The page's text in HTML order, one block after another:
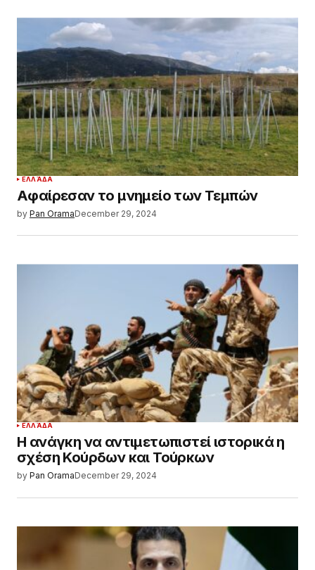
ΕΛΛΆΔΑ
Αφαίρεσαν το μνημείο των Τεμπών
by Pan OramaDecember 29, 2024
ΕΛΛΆΔΑ
Η ανάγκη να αντιμετωπιστεί ιστορικά η
σχέση Κούρδων και Τούρκων
by Pan OramaDecember 29, 2024